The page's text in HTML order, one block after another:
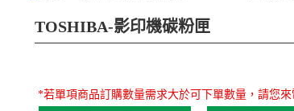
TOSHIBA-影印機碳粉匣
*若單項商品訂購數量需求大於可下單數量，請您